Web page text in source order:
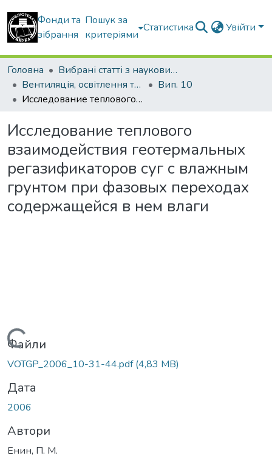
Фонди та
зібрання
Пошук за
критеріями
Статистика Увійти
Головна
Вибрані статті з наукових збірників КНУБА
Вентиляція, освітлення та теплогазопостачання
Вип. 10
Исследование теплового взаимодействия геотермальных регазификаторов суг с влажным грунтом при фазовых переходах содержащейся в нем влаги
Исследование теплового
взаимодействия геотермальных
регазификаторов суг с влажным
грунтом при фазовых переходах
содержащейся в нем влаги
Вантажиться...
Файли
VOTGP_2006_10-31-44.pdf(4,83 MB)
Дата
2006
Автори
Енин, П. М.